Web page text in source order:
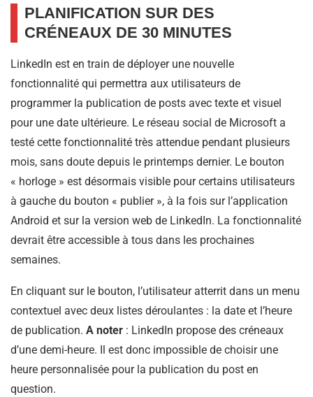
PLANIFICATION SUR DES
CRÉNEAUX DE 30 MINUTES
LinkedIn est en train de déployer une nouvelle
fonctionnalité qui permettra aux utilisateurs de
programmer la publication de posts avec texte et visuel
pour une date ultérieure. Le réseau social de Microsoft a
testé cette fonctionnalité très attendue pendant plusieurs
mois, sans doute depuis le printemps dernier. Le bouton
« horloge » est désormais visible pour certains utilisateurs
à gauche du bouton « publier », à la fois sur l’application
Android et sur la version web de LinkedIn. La fonctionnalité
devrait être accessible à tous dans les prochaines
semaines.
En cliquant sur le bouton, l’utilisateur atterrit dans un menu
contextuel avec deux listes déroulantes : la date et l’heure
de publication. A noter : LinkedIn propose des créneaux
d’une demi-heure. Il est donc impossible de choisir une
heure personnalisée pour la publication du post en
question.